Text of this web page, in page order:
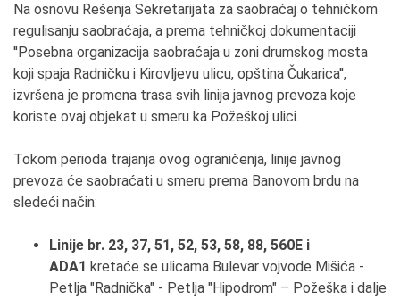
Na osnovu Rešenja Sekretarijata za saobraćaj o tehničkom
regulisanju saobraćaja, a prema tehničkoj dokumentaciji
''Posebna organizacija saobraćaja u zoni drumskog mosta
koji spaja Radničku i Kirovljevu ulicu, opština Čukarica'',
izvršena je promena trasa svih linija javnog prevoza koje
koriste ovaj objekat u smeru ka Požeškoj ulici.
Tokom perioda trajanja ovog ograničenja, linije javnog
prevoza će saobraćati u smeru prema Banovom brdu na
sledeći način:
Linije br. 23, 37, 51, 52, 53, 58, 88, 560E i
АDА1 kretaće se ulicama Bulevar vojvode Mišića -
Petlja "Radnička" - Petlja "Hipodrom" – Požeška i dalje